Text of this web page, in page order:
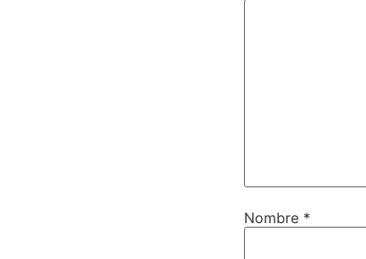
Nombre *